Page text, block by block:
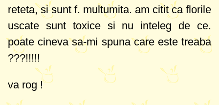
reteta, si sunt f. multumita. am citit ca florile
uscate sunt toxice si nu inteleg de ce.
poate cineva sa-mi spuna care este treaba
???!!!!!
va rog !